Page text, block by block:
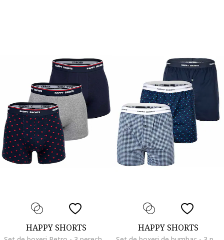
HAPPY SHORTS HAPPY SHORTS